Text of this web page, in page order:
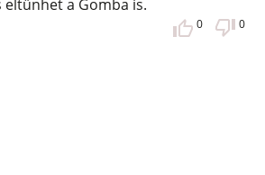
a Gomba is.
0 0